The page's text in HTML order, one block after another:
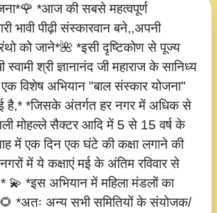
*आज की सबसे महत्वपूर्ण
भावी पीढ़ी संस्कारवान बने,,अपनी
को जाने*🌺 *इसी दृष्टिकोण से पूज्य
स्वामी श्री ज्ञानानंद जी महाराज के सानिध्य
एक विशेष अभियान "बाल संस्कार योजना"
है,* *जिसके अंतर्गत हर नगर में अधिक से
मोहल्ले सैक्टर आदि में 5 से 15 वर्ष के
में एक दिन एक घंटे की कक्षा लगाने की
में ये कक्षाएं मई के अंतिम रविवार से
💫 *इस अभियान में महिला मंडलों का
*अतः अन्य सभी समितियों के संयोजक/